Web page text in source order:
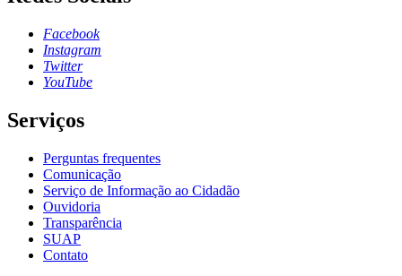
Facebook
Instagram
Twitter
YouTube
Serviços
Perguntas frequentes
Comunicação
Serviço de Informação ao Cidadão
Ouvidoria
Transparência
SUAP
Contato